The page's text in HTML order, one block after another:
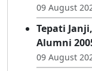
09 August
Tepati
Alumni
09 August